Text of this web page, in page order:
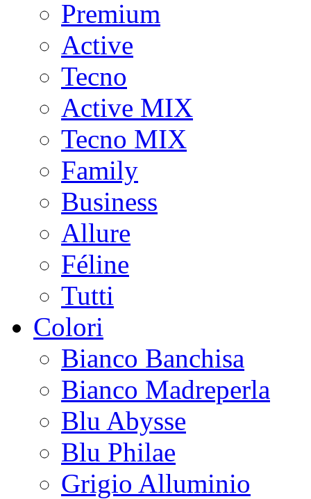
Premium
Active
Tecno
Active MIX
Tecno MIX
Family
Business
Allure
Féline
Tutti
Colori
Bianco Banchisa
Bianco Madreperla
Blu Abysse
Blu Philae
Grigio Alluminio